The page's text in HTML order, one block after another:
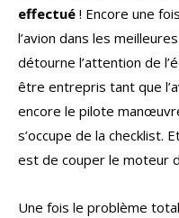
effectué ! Encore une
l’avion dans les
détourne l’attention de
être entrepris tant que
encore le pilote
s’occupe de la checklist.
est de couper le moteur
Une fois le problème